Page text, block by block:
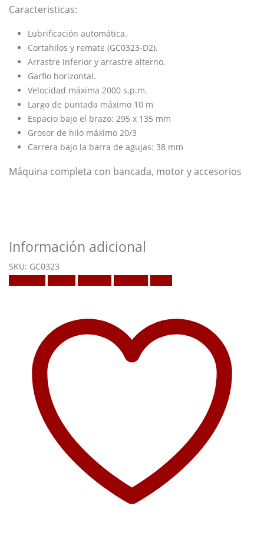
Caracteristicas:
Lubrificación automática.
Cortahilos y remate (GC0323-D2).
Arrastre inferior y arrastre alterno.
Garfio horizontal.
Velocidad máxima 2000 s.p.m.
Largo de puntada máximo 10 m
Espacio bajo el brazo: 295 x 135 mm
Grosor de hilo máximo 20/3
Carrera bajo la barra de agujas: 38 mm
Máquina completa con bancada, motor y accesorios
Información adicional
SKU: GC0323